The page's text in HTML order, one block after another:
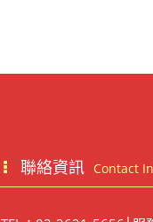
聯絡資訊 Contact